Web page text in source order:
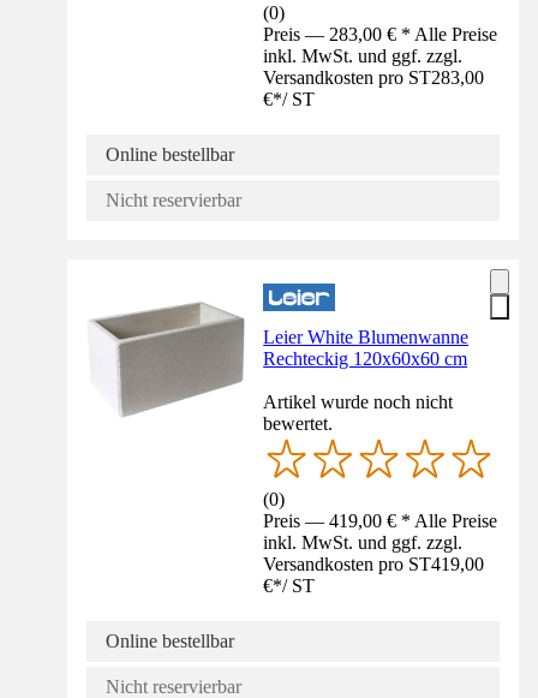
(0)
Preis — 283,00 € * Alle Preise
inkl. MwSt. und ggf. zzgl.
Versandkosten pro ST283,00
€*/ ST
Online bestellbar
Nicht reservierbar
Leier White Blumenwanne
Rechteckig 120x60x60 cm
Artikel wurde noch nicht
bewertet.
(0)
Preis — 419,00 € * Alle Preise
inkl. MwSt. und ggf. zzgl.
Versandkosten pro ST419,00
€*/ ST
Online bestellbar
Nicht reservierbar